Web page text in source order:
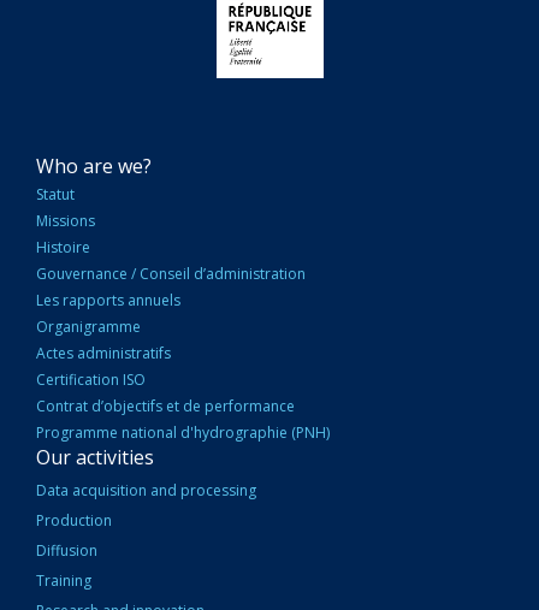
NAVIGATION
PRINCIPALE
Who are we?
Statut
Missions
Histoire
Gouvernance / Conseil d’administration
Les rapports annuels
Organigramme
Actes administratifs
Certification ISO
Contrat d’objectifs et de performance
Programme national d'hydrographie (PNH)
Our activities
Data acquisition and processing
Production
Diffusion
Training